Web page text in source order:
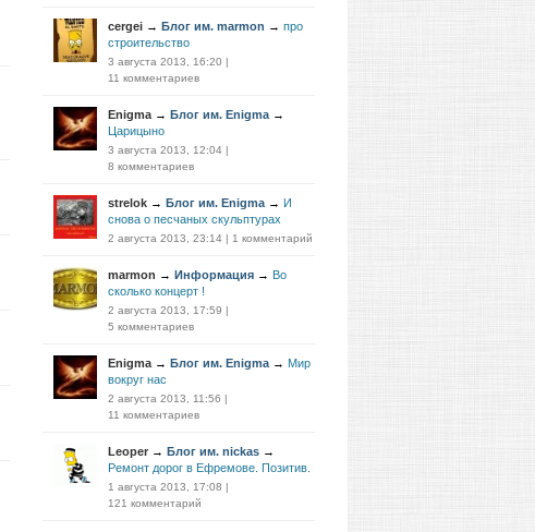
cergei → Блог им. marmon → про
строительство
3 августа 2013, 16:20 |
11 комментариев
Enigma → Блог им. Enigma →
Царицыно
3 августа 2013, 12:04 |
8 комментариев
strelok → Блог им. Enigma → И
снова о песчаных скульптурах
2 августа 2013, 23:14 | 1 комментарий
marmon → Информация → Во
сколько концерт !
2 августа 2013, 17:59 |
5 комментариев
Enigma → Блог им. Enigma → Мир
вокруг нас
2 августа 2013, 11:56 |
11 комментариев
Leoper → Блог им. nickas →
Ремонт дорог в Ефремове. Позитив.
1 августа 2013, 17:08 |
121 комментарий